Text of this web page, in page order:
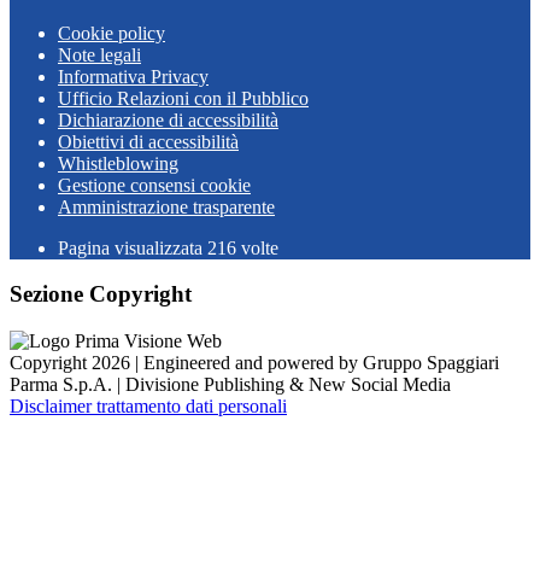
Cookie policy
Note legali
Informativa Privacy
Ufficio Relazioni con il Pubblico
Dichiarazione di accessibilità
Obiettivi di accessibilità
Whistleblowing
Gestione consensi cookie
Amministrazione trasparente
Pagina visualizzata 216 volte
Sezione Copyright
Copyright 2026 | Engineered and powered by Gruppo Spaggiari
Parma S.p.A. | Divisione Publishing & New Social Media
Disclaimer trattamento dati personali